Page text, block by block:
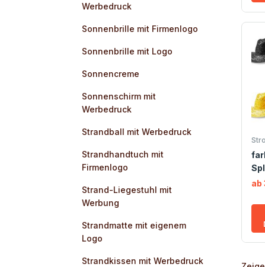
Werbedruck
Sonnenbrille mit Firmenlogo
Sonnenbrille mit Logo
Sonnencreme
Sonnenschirm mit
Werbedruck
Strandball mit Werbedruck
Strandhandtuch mit
Firmenlogo
Strand-Liegestuhl mit
Werbung
Strandmatte mit eigenem
Logo
Strandkissen mit Werbedruck
ab